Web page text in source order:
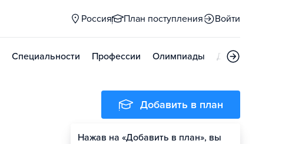
Россия План поступления Войти
Специальности Профессии Олимпиады Дни открытых
Добавить в план
Нажав на «Добавить в план», вы